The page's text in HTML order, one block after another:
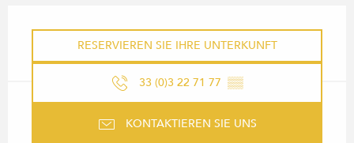
RESERVIEREN SIE IHRE UNTERKUNFT
33 (0)3 22 71 77 ▒▒
KONTAKTIEREN SIE UNS